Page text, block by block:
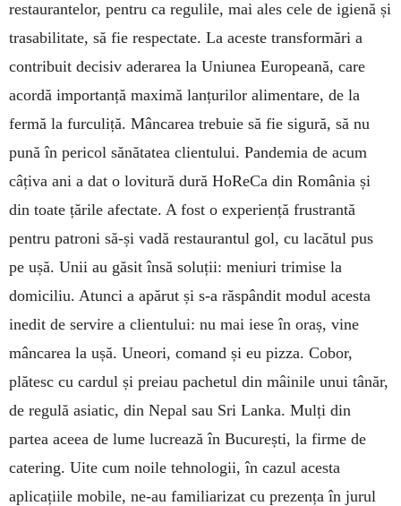
restaurantelor, pentru ca regulile, mai ales cele de igienă și
trasabilitate, să fie respectate. La aceste transformări a
contribuit decisiv aderarea la Uniunea Europeană, care
acordă importanță maximă lanțurilor alimentare, de la
fermă la furculiță. Mâncarea trebuie să fie sigură, să nu
pună în pericol sănătatea clientului. Pandemia de acum
câțiva ani a dat o lovitură dură HoReCa din România și
din toate țările afectate. A fost o experiență frustrantă
pentru patroni să-și vadă restaurantul gol, cu lacătul pus
pe ușă. Unii au găsit însă soluții: meniuri trimise la
domiciliu. Atunci a apărut și s-a răspândit modul acesta
inedit de servire a clientului: nu mai iese în oraș, vine
mâncarea la ușă. Uneori, comand și eu pizza. Cobor,
plătesc cu cardul și preiau pachetul din mâinile unui tânăr,
de regulă asiatic, din Nepal sau Sri Lanka. Mulți din
partea aceea de lume lucrează în București, la firme de
catering. Uite cum noile tehnologii, în cazul acesta
aplicațiile mobile, ne-au familiarizat cu prezența în jurul